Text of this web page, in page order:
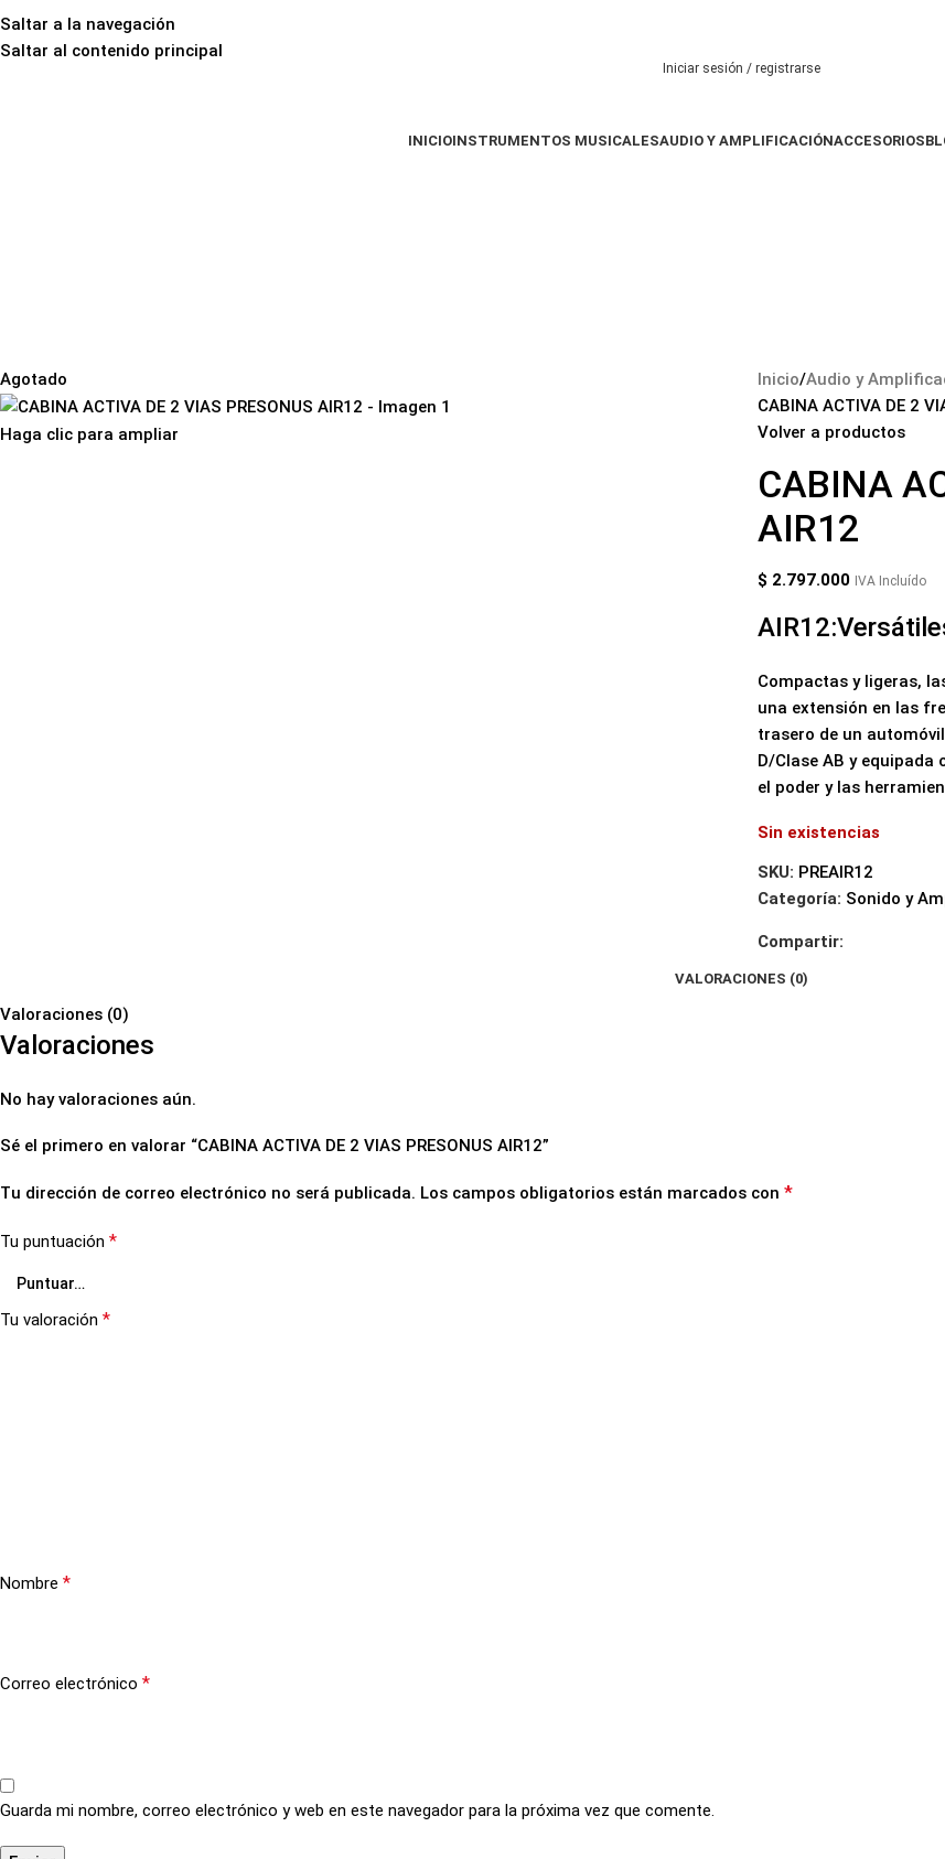
Saltar a la navegación
Saltar al contenido principal
Iniciar sesión / registrarse
INICIOINSTRUMENTOS MUSICALESAUDIO Y AMPLIFICACIÓNACCESORIOS
Agotado
Haga clic para ampliar
Inicio Audio y
CABINA ACTIVA DE 2
Volver a productos
CABINA
AIR12
$ 2.797.000 IVA Incluído
Compactas y ligeras,
una extensión en las
trasero de un
D/Clase AB y
el poder y las
Sin existencias
SKU: PREAIR12
Categoría: Sonido y
Compartir:
VALORACIONES (0)
Valoraciones (0)
Valoraciones
No hay valoraciones aún.
Sé el primero en valorar “CABINA ACTIVA DE 2 VIAS PRESONUS AIR12”
Tu dirección de correo electrónico no será publicada. Los campos obligatorios están marcados con *
Tu puntuación *
Tu valoración *
Nombre *
Correo electrónico *
Guarda mi nombre, correo electrónico y web en este navegador para la próxima vez que comente.